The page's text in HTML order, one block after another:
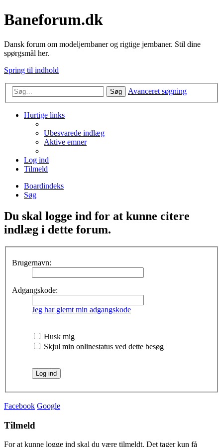
Baneforum.dk
Dansk forum om modeljernbaner og rigtige jernbaner. Stil dine
spørgsmål her.
Spring til indhold
Søg Avanceret søgning
Hurtige links
Ubesvarede indlæg
Aktive emner
Log ind
Tilmeld
Boardindeks
Søg
Du skal logge ind for at kunne citere
indlæg i dette forum.
Brugernavn:
Adgangskode:
Jeg har glemt min adgangskode
Husk mig
Skjul min onlinestatus ved dette besøg
Facebook Google
Tilmeld
For at kunne logge ind skal du være tilmeldt. Det tager kun få